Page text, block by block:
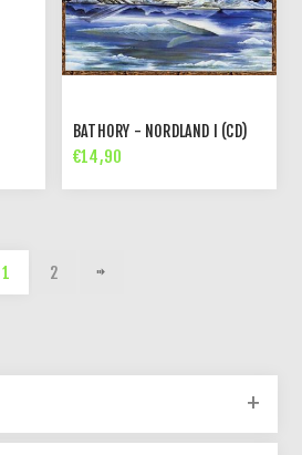
BATHORY - NORDLAND I (CD)
€14,90
1 2